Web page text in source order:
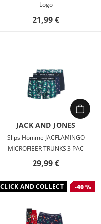
Logo
21,99 €
JACK AND JONES
Slips Homme JACFLAMINGO
MICROFIBER TRUNKS 3 PAC
29,99 €
CLICK AND COLLECT -40 %